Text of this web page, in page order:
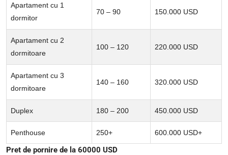
Apartament cu 1
dormitor
70 – 90 150.000 USD
Apartament cu 2
dormitoare
100 – 120 220.000 USD
Apartament cu 3
dormitoare
140 – 160 320.000 USD
Duplex 180 – 200 450.000 USD
Penthouse 250+ 600.000 USD+
Pret de pornire de la 60000 USD